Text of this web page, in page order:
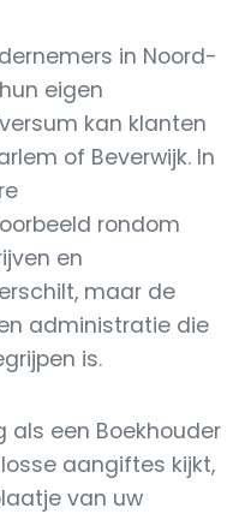
in Noord-
eigen
kan klanten
of Beverwijk. In
rondom
en
maar de
administratie die
is.
een Boekhouder
aangiftes kijkt,
van uw